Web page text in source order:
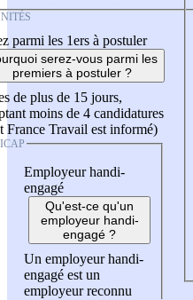
parmi les 1ers à postuler
serez-vous parmi les
premiers à postuler ?
de plus de 15 jours,
moins de 4 candidatures
France Travail est informé)
Employeur handi-
engagé
Qu'est-ce qu'un
employeur handi-
engagé ?
Un employeur handi-
engagé est un
employeur reconnu